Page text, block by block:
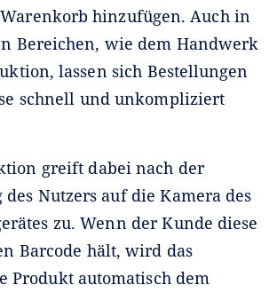
hinzufügen. Auch in
Bereichen, wie dem Handwerk
lassen sich Bestellungen
schnell und unkompliziert
greift dabei nach der
des Nutzers auf die Kamera des
zu. Wenn der Kunde diese
Barcode hält, wird das
Produkt automatisch dem